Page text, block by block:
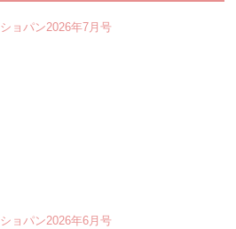
ショパン2026年7月号
ショパン2026年6月号